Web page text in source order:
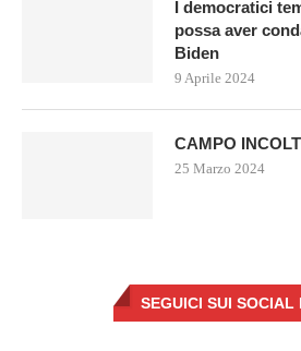
I democratici
possa aver
Biden
9 Aprile 2024
CAMPO
25 Marzo 2024
SEGUICI SUI SOCIAL